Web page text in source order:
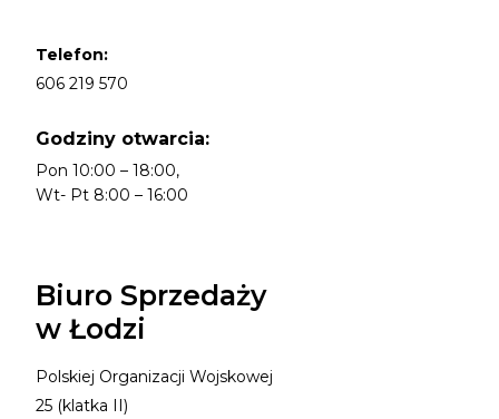
Telefon:
606 219 570
Godziny otwarcia:
Pon 10:00 – 18:00,
Wt- Pt 8:00 – 16:00
Biuro Sprzedaży
w Łodzi
Polskiej Organizacji Wojskowej
25 (klatka II)